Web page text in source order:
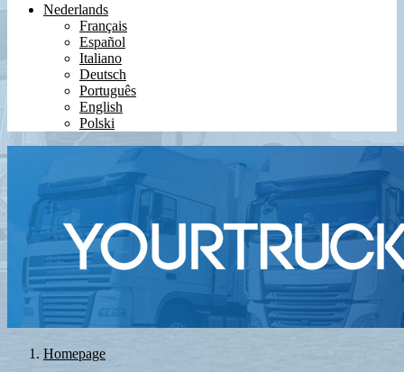
Nederlands
Français
Español
Italiano
Deutsch
Português
English
Polski
Homepage